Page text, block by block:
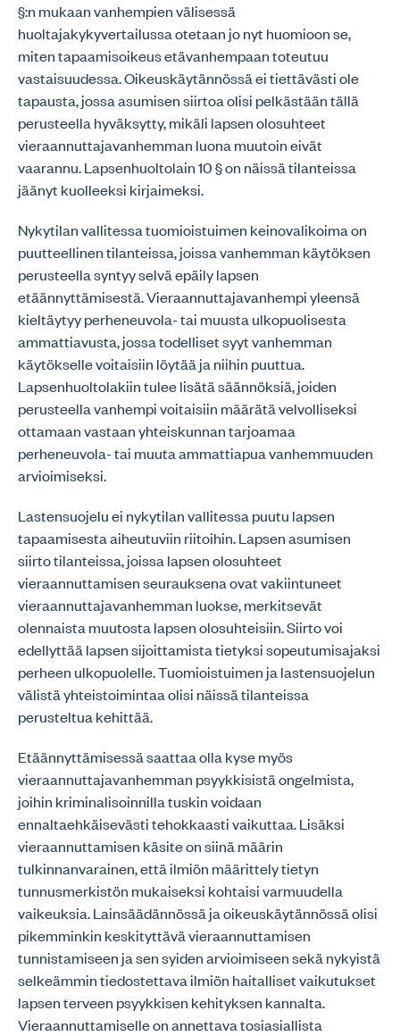
§:n mukaan vanhempien välisessä
huoltajakykyvertailussa otetaan jo nyt huomioon se,
miten tapaamisoikeus etävanhempaan toteutuu
vastaisuudessa. Oikeuskäytännössä ei tiettävästi ole
tapausta, jossa asumisen siirtoa olisi pelkästään tällä
perusteella hyväksytty, mikäli lapsen olosuhteet
vieraannuttajavanhemman luona muutoin eivät
vaarannu. Lapsenhuoltolain 10 § on näissä tilanteissa
jäänyt kuolleeksi kirjaimeksi.
Nykytilan vallitessa tuomioistuimen keinovalikoima on
puutteellinen tilanteissa, joissa vanhemman käytöksen
perusteella syntyy selvä epäily lapsen
etäännyttämisestä. Vieraannuttajavanhempi yleensä
kieltäytyy perheneuvola- tai muusta ulkopuolisesta
ammattiavusta, jossa todelliset syyt vanhemman
käytökselle voitaisiin löytää ja niihin puuttua.
Lapsenhuoltolakiin tulee lisätä säännöksiä, joiden
perusteella vanhempi voitaisiin määrätä velvolliseksi
ottamaan vastaan yhteiskunnan tarjoamaa
perheneuvola- tai muuta ammattiapua vanhemmuuden
arvioimiseksi.
Lastensuojelu ei nykytilan vallitessa puutu lapsen
tapaamisesta aiheutuviin riitoihin. Lapsen asumisen
siirto tilanteissa, joissa lapsen olosuhteet
vieraannuttamisen seurauksena ovat vakiintuneet
vieraannuttajavanhemman luokse, merkitsevät
olennaista muutosta lapsen olosuhteisiin. Siirto voi
edellyttää lapsen sijoittamista tietyksi sopeutumisajaksi
perheen ulkopuolelle. Tuomioistuimen ja lastensuojelun
välistä yhteistoimintaa olisi näissä tilanteissa
perusteltua kehittää.
Etäännyttämisessä saattaa olla kyse myös
vieraannuttajavanhemman psyykkisistä ongelmista,
joihin kriminalisoinnilla tuskin voidaan
ennaltaehkäisevästi tehokkaasti vaikuttaa. Lisäksi
vieraannuttamisen käsite on siinä määrin
tulkinnanvarainen, että ilmiön määrittely tietyn
tunnusmerkistön mukaiseksi kohtaisi varmuudella
vaikeuksia. Lainsäädännössä ja oikeuskäytännössä olisi
pikemminkin keskityttävä vieraannuttamisen
tunnistamiseen ja sen syiden arvioimiseen sekä nykyistä
selkeämmin tiedostettava ilmiön haitalliset vaikutukset
lapsen terveen psyykkisen kehityksen kannalta.
Vieraannuttamiselle on annettava tosiasiallista